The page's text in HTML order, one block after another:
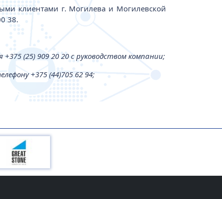
клиентами г. Могилева и Могилевской
38.
(25) 909 20 20 c руководством компании;
+375 (44)705 62 94;